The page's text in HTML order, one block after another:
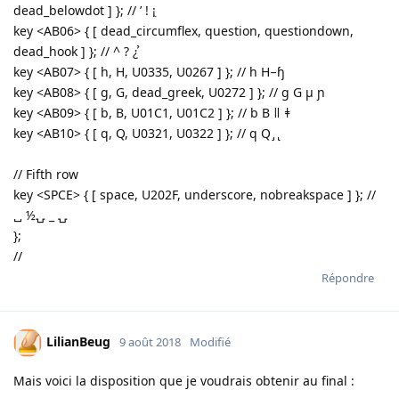
dead_belowdot ] }; // ’ ! ¡ ̣
key <AB06> { [ dead_circumflex, question, questiondown,
dead_hook ] }; // ^ ? ¿ ̉
key <AB07> { [ h, H, U0335, U0267 ] }; // h H ̵ ɧ
key <AB08> { [ g, G, dead_greek, U0272 ] }; // g G µ ɲ
key <AB09> { [ b, B, U01C1, U01C2 ] }; // b B ǁ ǂ
key <AB10> { [ q, Q, U0321, U0322 ] }; // q Q ̡ ̢
// Fifth row
key <SPCE> { [ space, U202F, underscore, nobreakspace ] }; //
␣ ½⍽ _ ⍽
};
//
Répondre
LilianBeug 9 août 2018 Modifié
Mais voici la disposition que je voudrais obtenir au final :